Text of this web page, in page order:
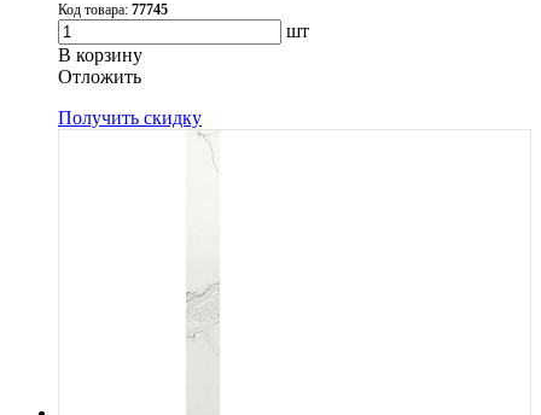
Код товара: 77745
шт
В корзину
Oтложить
Получить скидку